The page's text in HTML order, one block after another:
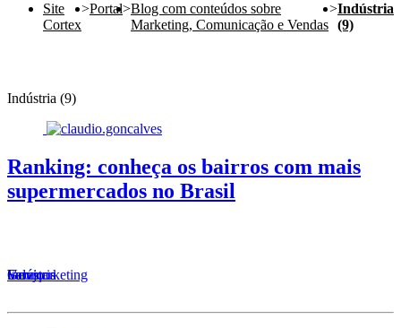
Site
Cortex
>Portal>Blog com conteúdos sobre
Marketing, Comunicação e Vendas
>Indústria
(9)
Indústria (9)
Ranking: conheça os bairros com mais
supermercados no Brasil
Serviços
Varejo
Geomarketing
Indústria